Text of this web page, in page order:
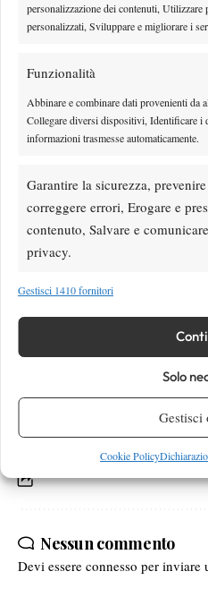
personalizzazione dei contenuti,
personalizzati, Sviluppare e migliorare i
Funzionalità
Abbinare e combinare dati provenienti da
Collegare diversi dispositivi, Identificare i
informazioni trasmesse automaticamente.
Garantire la sicurezza,
correggere errori, Erogare e
contenuto, Salvare e
privacy.
Gestisci 1410 fornitori
Solo
Gestisci
Cookie Policy
“E’ stato un match più duro
vero e proprio contrasto di
servizio mi ha aiutato molto.
affrontare la Vinci e non la
Conferma tutto anche il coach
set si è rivelato molto
incontro complicato sia
proiettati alla finale, non sono
Cup. Giocheremo in casa anche
Roberta Vinci
Nessun commento
Devi essere connesso per inviare